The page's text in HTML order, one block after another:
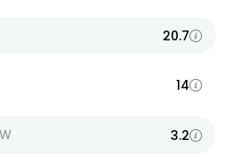
20.7
14
3.2